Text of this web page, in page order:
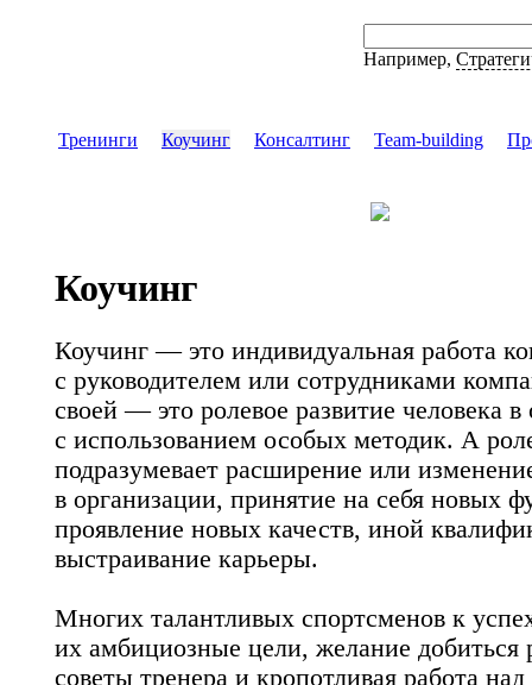
Например,
Тренинги Коучинг Консалтинг Team-building
Коучинг
Коучинг — это индивидуальная работа
с руководителем или сотрудниками
своей — это ролевое развитие человека в
с использованием особых методик. А
подразумевает расширение или
в организации, принятие на себя новых
проявление новых качеств, иной
выстраивание карьеры.
Многих талантливых спортсменов к
их амбициозные цели, желание добиться
советы тренера и кропотливая работа